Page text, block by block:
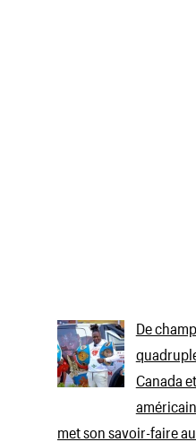
De
Canada
met son savoir-faire